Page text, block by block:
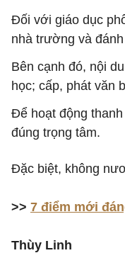
Đối với giáo dục
nhà trường và
Bên cạnh đó, nội
học; cấp, phát văn
Để hoạt động
đúng trọng tâm.
Đặc biệt, không
>> 7 điểm mới
Thùy Linh